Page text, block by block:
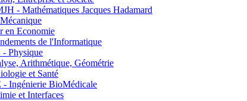
- Mathématiques Jacques Hadamard
en Economie
de l'Informatique
Physique
Arithmétique, Géométrie
et Santé
Ingénierie BioMédicale
et Interfaces